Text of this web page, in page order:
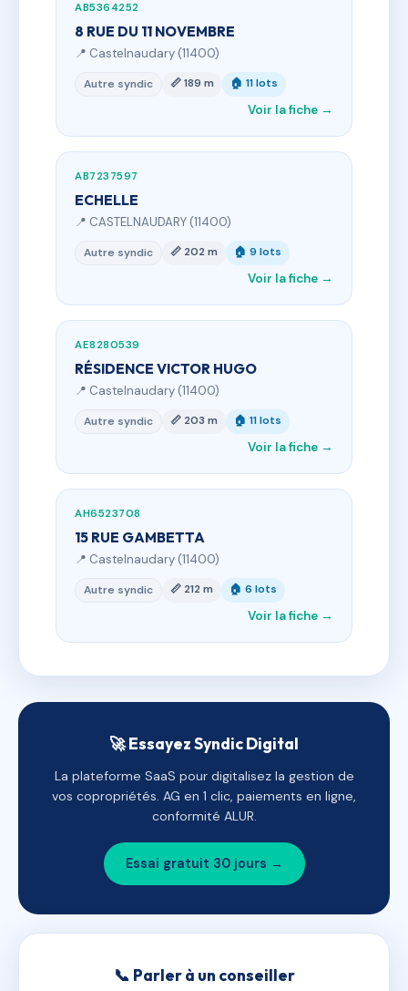
AB5364252
8 RUE DU 11 NOVEMBRE
📍 Castelnaudary (11400)
Autre syndic 📏 189 m 🏠 11 lots
Voir la fiche →
AB7237597
ECHELLE
📍 CASTELNAUDARY (11400)
Autre syndic 📏 202 m 🏠 9 lots
Voir la fiche →
AE8280539
RÉSIDENCE VICTOR HUGO
📍 Castelnaudary (11400)
Autre syndic 📏 203 m 🏠 11 lots
Voir la fiche →
AH6523708
15 RUE GAMBETTA
📍 Castelnaudary (11400)
Autre syndic 📏 212 m 🏠 6 lots
Voir la fiche →
🚀 Essayez Syndic Digital
La plateforme SaaS pour digitalisez la gestion de
vos copropriétés. AG en 1 clic, paiements en ligne,
conformité ALUR.
Essai gratuit 30 jours →
📞 Parler à un conseiller